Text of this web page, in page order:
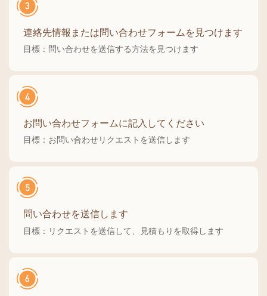
連絡先情報または問い合わせフォームを見つけます
目標：問い合わせを送信する方法を見つけます
お問い合わせフォームに記入してください
目標：お問い合わせリクエストを送信します
問い合わせを送信します
目標：リクエストを送信して、見積もりを取得します